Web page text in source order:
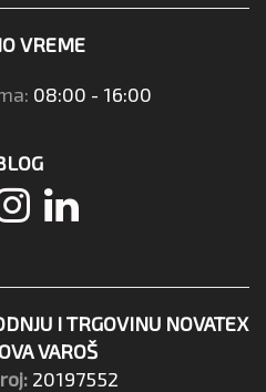
VREME
08:00 - 16:00
I TRGOVINU NOVATEX
VAROŠ
20197552